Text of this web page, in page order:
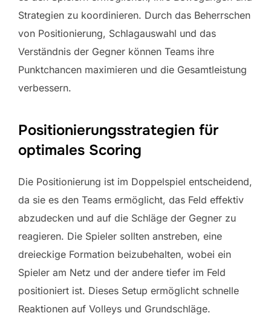
Strategien zu koordinieren. Durch das Beherrschen
von Positionierung, Schlagauswahl und das
Verständnis der Gegner können Teams ihre
Punktchancen maximieren und die Gesamtleistung
verbessern.
Positionierungsstrategien für
optimales Scoring
Die Positionierung ist im Doppelspiel entscheidend,
da sie es den Teams ermöglicht, das Feld effektiv
abzudecken und auf die Schläge der Gegner zu
reagieren. Die Spieler sollten anstreben, eine
dreieckige Formation beizubehalten, wobei ein
Spieler am Netz und der andere tiefer im Feld
positioniert ist. Dieses Setup ermöglicht schnelle
Reaktionen auf Volleys und Grundschläge.